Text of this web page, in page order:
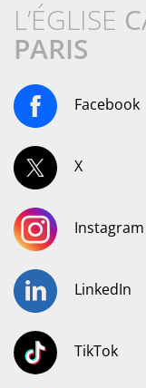
L’ÉGLISE
PARIS
Facebook
X
Instagram
LinkedIn
TikTok